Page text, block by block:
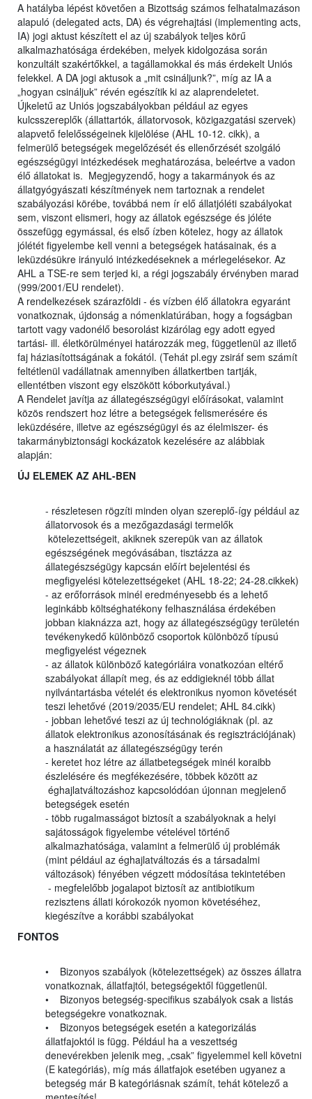
A hatályba lépést követően a Bizottság számos felhatalmazáson
alapuló (delegated acts, DA) és végrehajtási (implementing acts,
IA) jogi aktust készített el az új szabályok teljes körű
alkalmazhatósága érdekében, melyek kidolgozása során
konzultált szakértőkkel, a tagállamokkal és más érdekelt Uniós
felekkel. A DA jogi aktusok a „mit csináljunk?”, míg az IA a
„hogyan csináljuk” révén egészítik ki az alaprendeletet.
Újkeletű az Uniós jogszabályokban például az egyes
kulcsszereplők (állattartók, állatorvosok, közigazgatási szervek)
alapvető felelősségeinek kijelölése (AHL 10-12. cikk), a
felmerülő betegségek megelőzését és ellenőrzését szolgáló
egészségügyi intézkedések meghatározása, beleértve a vadon
élő állatokat is. Megjegyzendő, hogy a takarmányok és az
állatgyógyászati készítmények nem tartoznak a rendelet
szabályozási körébe, továbbá nem ír elő állatjóléti szabályokat
sem, viszont elismeri, hogy az állatok egészsége és jóléte
összefügg egymással, és első ízben kötelez, hogy az állatok
jólétét figyelembe kell venni a betegségek hatásainak, és a
leküzdésükre irányuló intézkedéseknek a mérlegelésekor. Az
AHL a TSE-re sem terjed ki, a régi jogszabály érvényben marad
(999/2001/EU rendelet).
A rendelkezések szárazföldi - és vízben élő állatokra egyaránt
vonatkoznak, újdonság a nómenklatúrában, hogy a fogságban
tartott vagy vadonélő besorolást kizárólag egy adott egyed
tartási- ill. életkörülményei határozzák meg, függetlenül az illető
faj háziasítottságának a fokától. (Tehát pl.egy zsiráf sem számít
feltétlenül vadállatnak amennyiben állatkertben tartják,
ellentétben viszont egy elszökött kóborkutyával.)
A Rendelet javítja az állategészségügyi előírásokat, valamint
közös rendszert hoz létre a betegségek felismerésére és
leküzdésére, illetve az egészségügyi és az élelmiszer- és
takarmánybiztonsági kockázatok kezelésére az alábbiak
alapján:
ÚJ ELEMEK AZ AHL-BEN
- részletesen rögzíti minden olyan szereplő-így például az
állatorvosok és a mezőgazdasági termelők
kötelezettségeit, akiknek szerepük van az állatok
egészségének megóvásában, tisztázza az
állategészségügy kapcsán előírt bejelentési és
megfigyelési kötelezettségeket (AHL 18-22; 24-28.cikkek)
- az erőforrások minél eredményesebb és a lehető
leginkább költséghatékony felhasználása érdekében
jobban kiaknázza azt, hogy az állategészségügy területén
tevékenykedő különböző csoportok különböző típusú
megfigyelést végeznek
- az állatok különböző kategóriáira vonatkozóan eltérő
szabályokat állapít meg, és az eddigieknél több állat
nyilvántartásba vételét és elektronikus nyomon követését
teszi lehetővé (2019/2035/EU rendelet; AHL 84.cikk)
- jobban lehetővé teszi az új technológiáknak (pl. az
állatok elektronikus azonosításának és regisztrációjának)
a használatát az állategészségügy terén
- keretet hoz létre az állatbetegségek minél koraibb
észlelésére és megfékezésére, többek között az
éghajlatváltozáshoz kapcsolódóan újonnan megjelenő
betegségek esetén
- több rugalmasságot biztosít a szabályoknak a helyi
sajátosságok figyelembe vételével történő
alkalmazhatósága, valamint a felmerülő új problémák
(mint például az éghajlatváltozás és a társadalmi
változások) fényében végzett módosítása tekintetében
- megfelelőbb jogalapot biztosít az antibiotikum
rezisztens állati kórokozók nyomon követéséhez,
kiegészítve a korábbi szabályokat
FONTOS
• Bizonyos szabályok (kötelezettségek) az összes állatra
vonatkoznak, állatfajtól, betegségektől függetlenül.
• Bizonyos betegség-specifikus szabályok csak a listás
betegségekre vonatkoznak.
• Bizonyos betegségek esetén a kategorizálás
állatfajoktól is függ. Például ha a veszettség
denevérekben jelenik meg, „csak” figyelemmel kell követni
(E kategóriás), míg más állatfajok esetében ugyanez a
betegség már B kategóriásnak számít, tehát kötelező a